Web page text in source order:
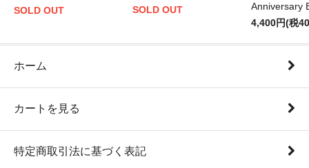
SOLD OUT
SOLD OUT
Anniversary
4,400円(税
ホーム
カートを見る
特定商取引法に基づく表記